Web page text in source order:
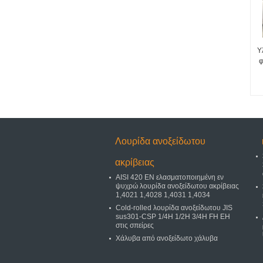
Λουρίδα ανοξείδωτου
ακρίβειας
AISI 420 EN ελασματοποιημένη εν
ψυχρώ λουρίδα ανοξείδωτου ακρίβειας
1,4021 1,4028 1,4031 1,4034
Cold-rolled λουρίδα ανοξείδωτου JIS
sus301-CSP 1/4H 1/2H 3/4H FH EH
στις σπείρες
Χάλυβα από ανοξείδωτο χάλυβα